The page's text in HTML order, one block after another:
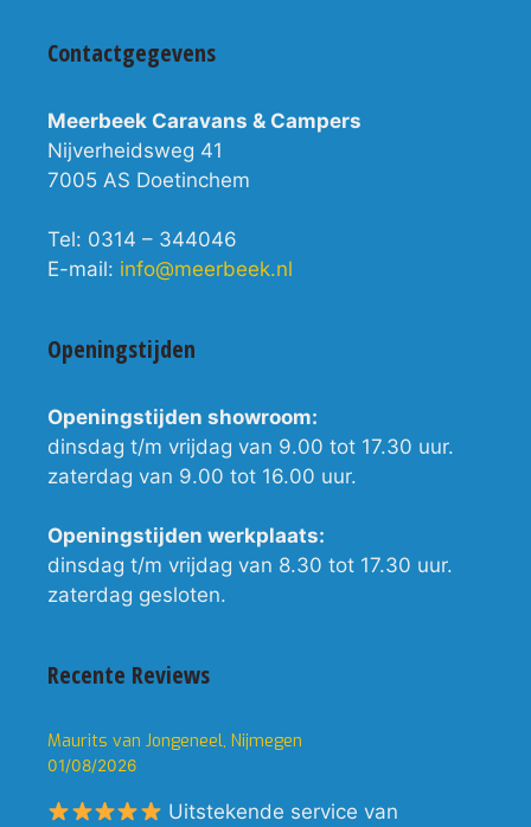
Contactgegevens
Meerbeek Caravans & Campers
Nijverheidsweg 41
7005 AS Doetinchem
Tel: 0314 – 344046
E-mail: info@meerbeek.nl
Openingstijden
Openingstijden showroom:
dinsdag t/m vrijdag van 9.00 tot 17.30 uur.
zaterdag van 9.00 tot 16.00 uur.
Openingstijden werkplaats:
dinsdag t/m vrijdag van 8.30 tot 17.30 uur.
zaterdag gesloten.
Recente Reviews
Maurits van Jongeneel, Nijmegen
01/08/2026
Uitstekende service van